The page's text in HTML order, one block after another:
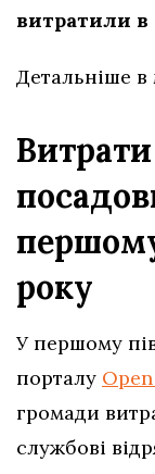
витратили в
Детальніше в
року
У першому
порталу
громади
службові